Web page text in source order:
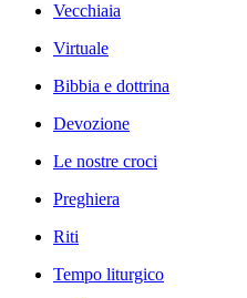
Vecchiaia
Virtuale
Bibbia e dottrina
Devozione
Le nostre croci
Preghiera
Riti
Tempo liturgico